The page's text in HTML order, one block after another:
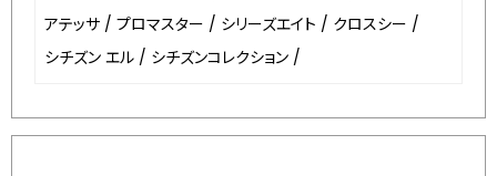
アテッサ / プロマスター / シリーズエイト / クロスシー /
シチズン エル / シチズンコレクション /